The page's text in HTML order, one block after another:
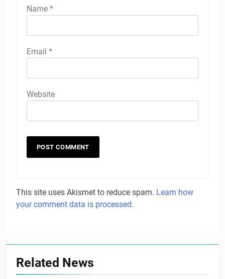
Name *
Email *
Website
This site uses Akismet to reduce spam. Learn how
your comment data is processed.
Related News